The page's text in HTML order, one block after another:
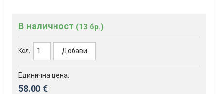
В наличност (13 бр.)
Кол.: Добави
Единична цена:
58.00 €